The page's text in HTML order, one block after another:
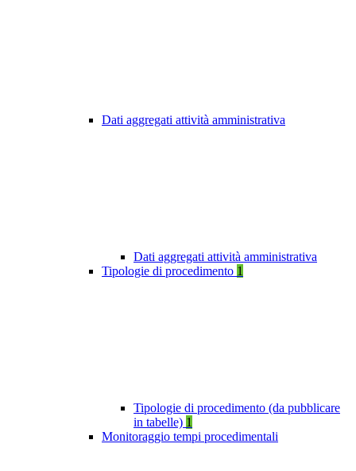
Dati aggregati attività amministrativa
Dati aggregati attività amministrativa
Tipologie di procedimento 1
Tipologie di procedimento (da pubblicare
in tabelle) 1
Monitoraggio tempi procedimentali